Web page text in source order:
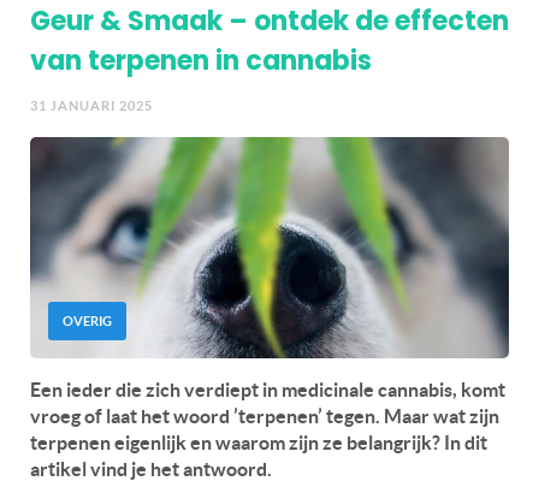
Geur & Smaak – ontdek de effecten
van terpenen in cannabis
31 JANUARI 2025
OVERIG
Een ieder die zich verdiept in medicinale cannabis, komt
vroeg of laat het woord ’terpenen’ tegen. Maar wat zijn
terpenen eigenlijk en waarom zijn ze belangrijk? In dit
artikel vind je het antwoord.